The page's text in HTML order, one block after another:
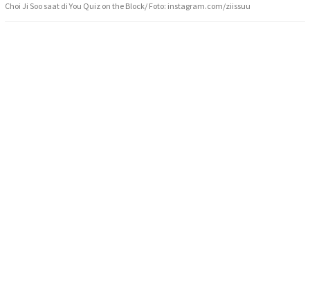
Choi Ji Soo saat di You Quiz on the Block/ Foto: instagram.com/ziissuu